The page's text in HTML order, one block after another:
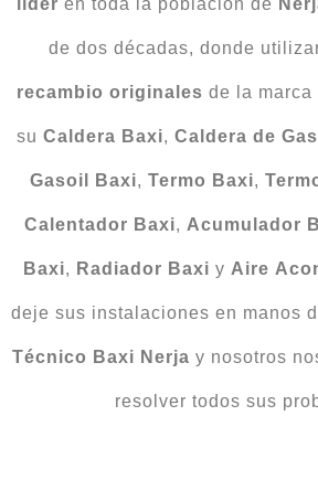
de dos décadas, donde
recambio originales de la marca
su Caldera Baxi, Caldera de Gas
Gasoil Baxi, Termo Baxi,
Calentador Baxi, Acumulador
Baxi, Radiador Baxi y Aire
deje sus instalaciones en manos
Técnico Baxi Nerja y nosotros
resolver todos sus